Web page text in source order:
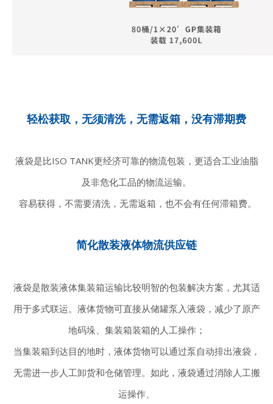
轻松获取，无须清洗，无需返箱，没有滞期费
液袋是比ISO TANK更经济可靠的物流包装，更适合工业油脂
及非危化工品的物流运输。
容易获得，不需要清洗，无需返箱，也不会有任何滞箱费。
简化散装液体物流供应链
液袋是散装液体集装箱运输比较明智的包装解决方案，尤其适
用于多式联运。 液体货物可直接从储罐泵入液袋，减少了原产
地码垛、集装箱装箱的人工操作；
当集装箱到达目的地时，液体货物可以通过泵自动排出液袋，
无需进一步人工卸货和仓储管理。 如此，液袋通过消除人工搬
运操作、